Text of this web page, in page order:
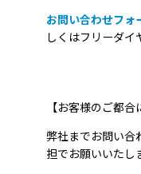
お問い合わせフォ
しくはフリーダイ
【お客様のご都合
弊社までお問い合
担でお願いいたし